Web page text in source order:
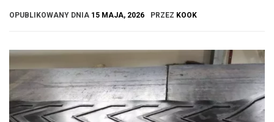
OPUBLIKOWANY DNIA 15 MAJA, 2026 PRZEZ KOOK